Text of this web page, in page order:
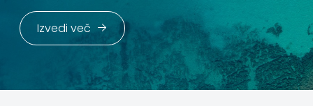
Izvedi več